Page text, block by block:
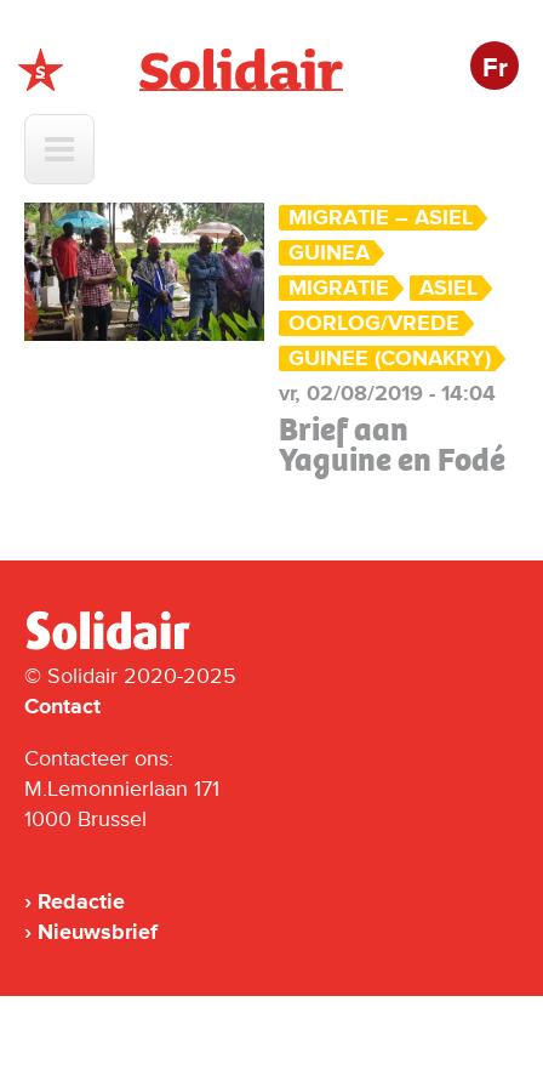
Fr
MIGRATIE – ASIEL
GUINEA
MIGRATIE
ASIEL
OORLOG/VREDE
GUINEE (CONAKRY)
vr, 02/08/2019 - 14:04
Brief aan
Yaguine en Fodé
© Solidair 2020-2025
Contact
Contacteer ons:
M.Lemonnierlaan 171
1000 Brussel
Redactie
Nieuwsbrief